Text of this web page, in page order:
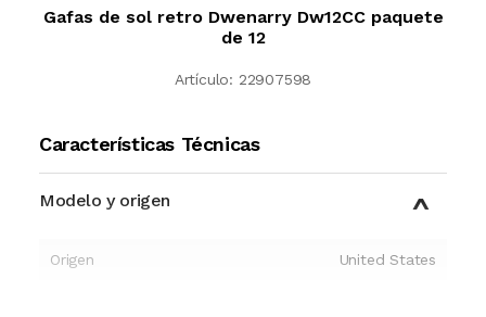
Gafas de sol retro Dwenarry Dw12CC paquete
de 12
Artículo: 22907598
Características Técnicas
Modelo y origen
Origen United States